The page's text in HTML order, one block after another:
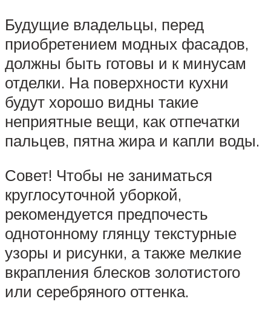
Будущие владельцы, перед
приобретением модных фасадов,
должны быть готовы и к минусам
отделки. На поверхности кухни
будут хорошо видны такие
неприятные вещи, как отпечатки
пальцев, пятна жира и капли воды.
Совет! Чтобы не заниматься
круглосуточной уборкой,
рекомендуется предпочесть
однотонному глянцу текстурные
узоры и рисунки, а также мелкие
вкрапления блесков золотистого
или серебряного оттенка.